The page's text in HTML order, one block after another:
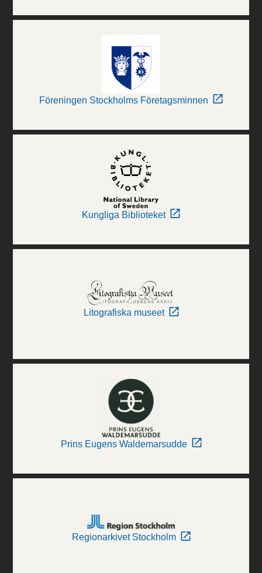
Föreningen Stockholms Företagsminnen
Kungliga Biblioteket
Litografiska museet
Prins Eugens Waldemarsudde
Regionarkivet Stockholm